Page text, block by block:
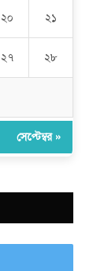
২০ ২১
২৭ ২৮
সেপ্টেম্বর »